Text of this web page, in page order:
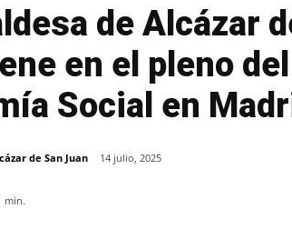
de Alcázar
en el pleno
Social en
de San Juan 14 julio, 2025
min.